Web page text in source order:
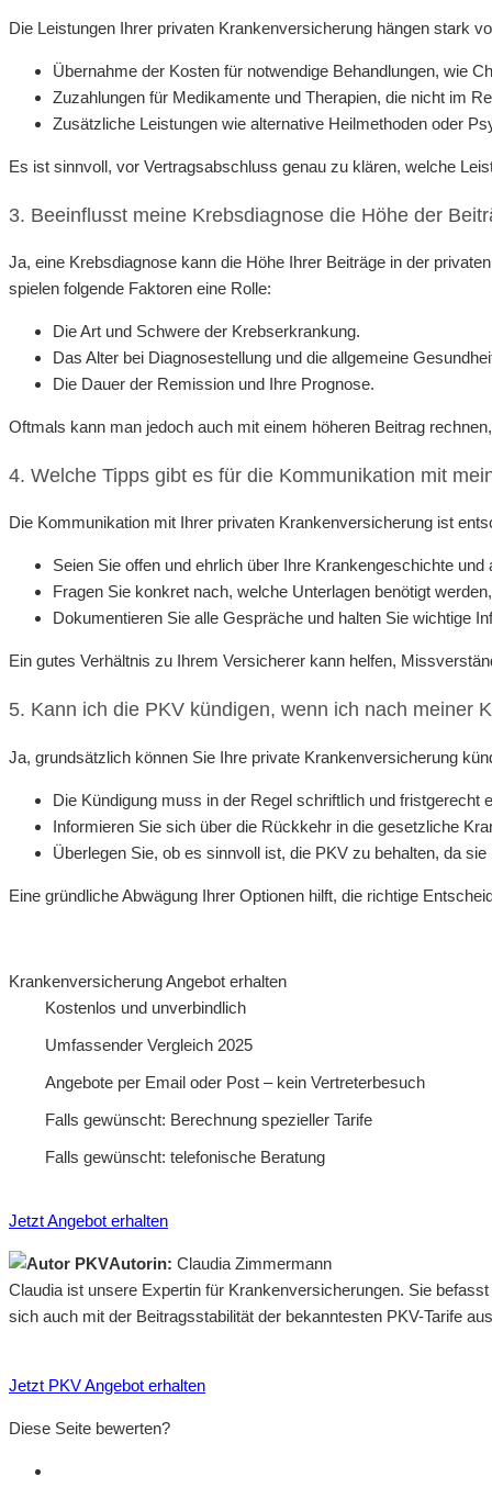
Die Leistungen Ihrer privaten Krankenversicherung hängen stark
Übernahme der Kosten für notwendige Behandlungen, wie
Zuzahlungen für Medikamente und Therapien, die nicht im
Zusätzliche Leistungen wie alternative Heilmethoden oder
Es ist sinnvoll, vor Vertragsabschluss genau zu klären, welche
3. Beeinflusst meine Krebsdiagnose die Höhe der
Ja, eine Krebsdiagnose kann die Höhe Ihrer Beiträge in der
spielen folgende Faktoren eine Rolle:
Die Art und Schwere der Krebserkrankung.
Das Alter bei Diagnosestellung und die allgemeine
Die Dauer der Remission und Ihre Prognose.
Oftmals kann man jedoch auch mit einem höheren Beitrag
4. Welche Tipps gibt es für die Kommunikation mit
Die Kommunikation mit Ihrer privaten Krankenversicherung ist
Seien Sie offen und ehrlich über Ihre Krankengeschichte und
Fragen Sie konkret nach, welche Unterlagen benötigt
Dokumentieren Sie alle Gespräche und halten Sie wichtige
Ein gutes Verhältnis zu Ihrem Versicherer kann helfen,
5. Kann ich die PKV kündigen, wenn ich nach meiner
Ja, grundsätzlich können Sie Ihre private Krankenversicherung
Die Kündigung muss in der Regel schriftlich und fristgerecht
Informieren Sie sich über die Rückkehr in die gesetzliche
Überlegen Sie, ob es sinnvoll ist, die PKV zu behalten, da
Eine gründliche Abwägung Ihrer Optionen hilft, die richtige
Krankenversicherung Angebot erhalten
Kostenlos und unverbindlich
Umfassender Vergleich 2025
Angebote per Email oder Post – kein Vertreterbesuch
Falls gewünscht: Berechnung spezieller Tarife
Falls gewünscht: telefonische Beratung
Jetzt Angebot erhalten
Autorin: Claudia Zimmermann
Claudia ist unsere Expertin für Krankenversicherungen. Sie
sich auch mit der Beitragsstabilität der bekanntesten PKV-Tarife
Jetzt PKV Angebot erhalten
Diese Seite bewerten?